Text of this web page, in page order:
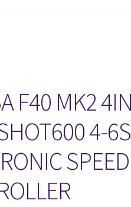
F40 MK2
4-6S
SPEED